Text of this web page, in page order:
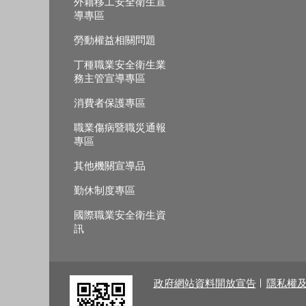
導專區
勞動權益相關問題
丁種職業安全衛生業
務主管宣導專區
消費者保護專區
職業傷病暨職災通報
專區
其他機關宣導品
勤休制度專區
國際職業安全衛生資
訊
政府網站資料開放宣告 隱私權